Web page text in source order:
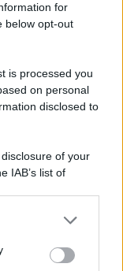
for
below opt-out
is processed you
on personal
disclosed to
of your
IAB’s list of
to third parties